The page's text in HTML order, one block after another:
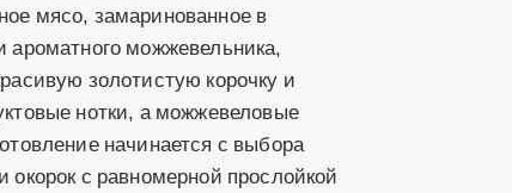
мясо, замаринованное в
ароматного можжевельника,
золотистую корочку и
нотки, а можжевеловые
начинается с выбора
с равномерной прослойкой